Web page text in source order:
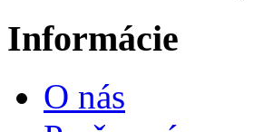
Informácie
O nás